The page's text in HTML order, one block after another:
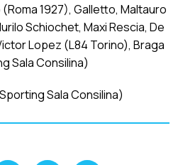
1927), Galletto, Maltauro
Schiochet, Maxi Rescia, De
Lopez (L84 Torino), Braga
Sala Consilina)
Sala Consilina)